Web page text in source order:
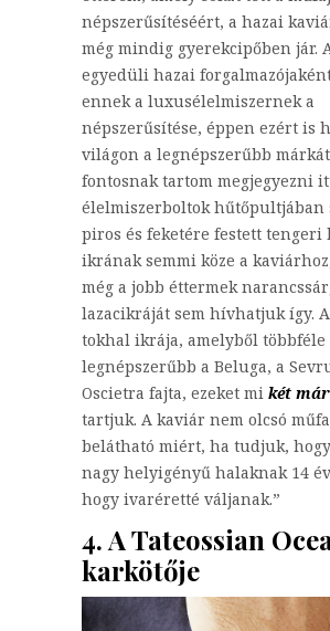
népszerűsítéséért, a hazai
még mindig gyerekcipőben jár.
egyedüli hazai
ennek a luxusélelmiszernek a
népszerűsítése, éppen ezért is
világon a legnépszerűbb
fontosnak tartom megjegyezni
élelmiszerboltok hűtőpultjában
piros és feketére festett tengeri
ikrának semmi köze a
még a jobb éttermek
lazacikráját sem hívhatjuk így.
tokhal ikrája, amelyből többféle
legnépszerűbb a Beluga, a
Oscietra fajta, ezeket mi két
tartjuk. A kaviár nem olcsó
belátható miért, ha tudjuk,
nagy helyigényű halaknak 14
hogy ivaréretté váljanak.”
4. A Tateossian
karkötője